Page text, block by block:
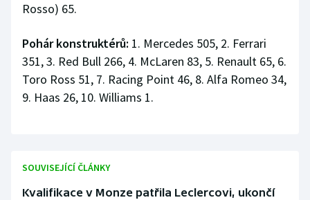
Rosso) 65.
Pohár konstruktérů: 1. Mercedes 505, 2. Ferrari
351, 3. Red Bull 266, 4. McLaren 83, 5. Renault 65, 6.
Toro Ross 51, 7. Racing Point 46, 8. Alfa Romeo 34,
9. Haas 26, 10. Williams 1.
SOUVISEJÍCÍ ČLÁNKY
Kvalifikace v Monze patřila Leclercovi, ukončí